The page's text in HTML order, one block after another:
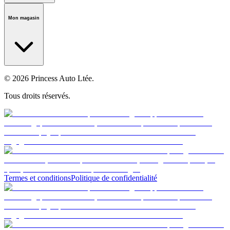
Notre histoire
Mon magasin
© 2026 Princess Auto Ltée.
Tous droits réservés.
Termes et conditionsPolitique de confidentialité